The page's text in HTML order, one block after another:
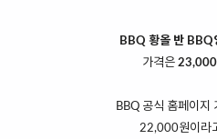
BBQ 황올 반 BBQ
가격은 23,000
BBQ 공식 홈페이지
22,000원이라